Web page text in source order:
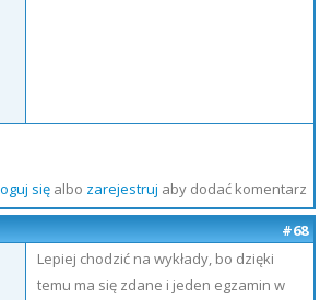
sięalbo zarejestruj aby dodać komentarz
#68
Lepiej chodzić na wykłady, bo dzięki
temu ma się zdane i jeden egzamin w